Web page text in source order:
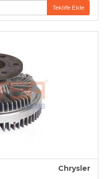
Teklife Ekle
Chrysler